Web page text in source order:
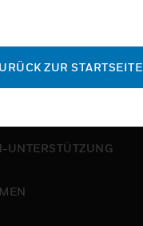
UNTERSTÜTZUNG
ZUR STARTSEITE